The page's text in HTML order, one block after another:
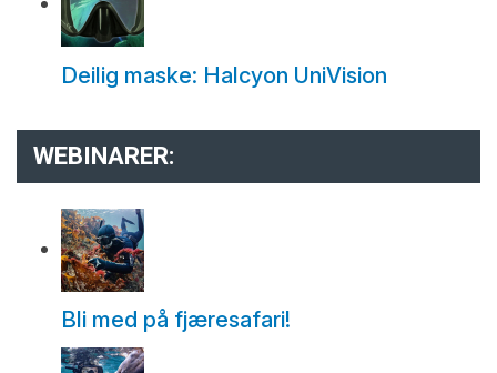
Deilig maske: Halcyon UniVision
WEBINARER:
Bli med på fjæresafari!